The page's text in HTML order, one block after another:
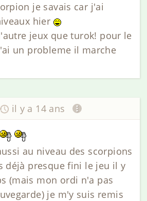
je savais car j'ai
hier
jeux que turok! pour le
un probleme il marche
il y a 14 ans
au niveau des scorpions
déjà presque fini le jeu il y
(mais mon ordi n'a pas
je m'y suis remis